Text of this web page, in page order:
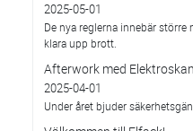
2025-05-01
De nya reglerna innebär
klara upp brott.
Afterwork med
2025-04-01
Under året bjuder